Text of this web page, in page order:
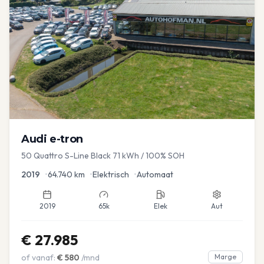
Audi e-tron
50 Quattro S-Line Black 71 kWh / 100% SOH
2019 •64.740 km •Elektrisch •Automaat
2019 65k Elek Aut
€ 27.985
of vanaf: € 580 /mnd Marge